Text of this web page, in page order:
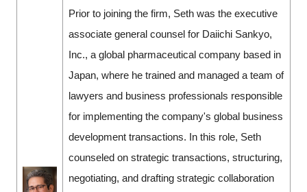
Prior to joining the firm, Seth was the executive
associate general counsel for Daiichi Sankyo,
Inc., a global pharmaceutical company based in
Japan, where he trained and managed a team of
lawyers and business professionals responsible
for implementing the company's global business
development transactions. In this role, Seth
counseled on strategic transactions, structuring,
negotiating, and drafting strategic collaboration